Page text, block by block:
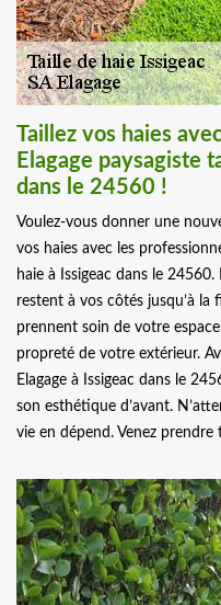
Taillez vos haies
Elagage paysagiste
dans le 24560 !
Voulez-vous donner une
vos haies avec les
haie à Issigeac dans le
restent à vos côtés jusqu’à la
prennent soin de votre
propreté de votre extérieur.
Elagage à Issigeac dans le
son esthétique d’avant.
vie en dépend. Venez